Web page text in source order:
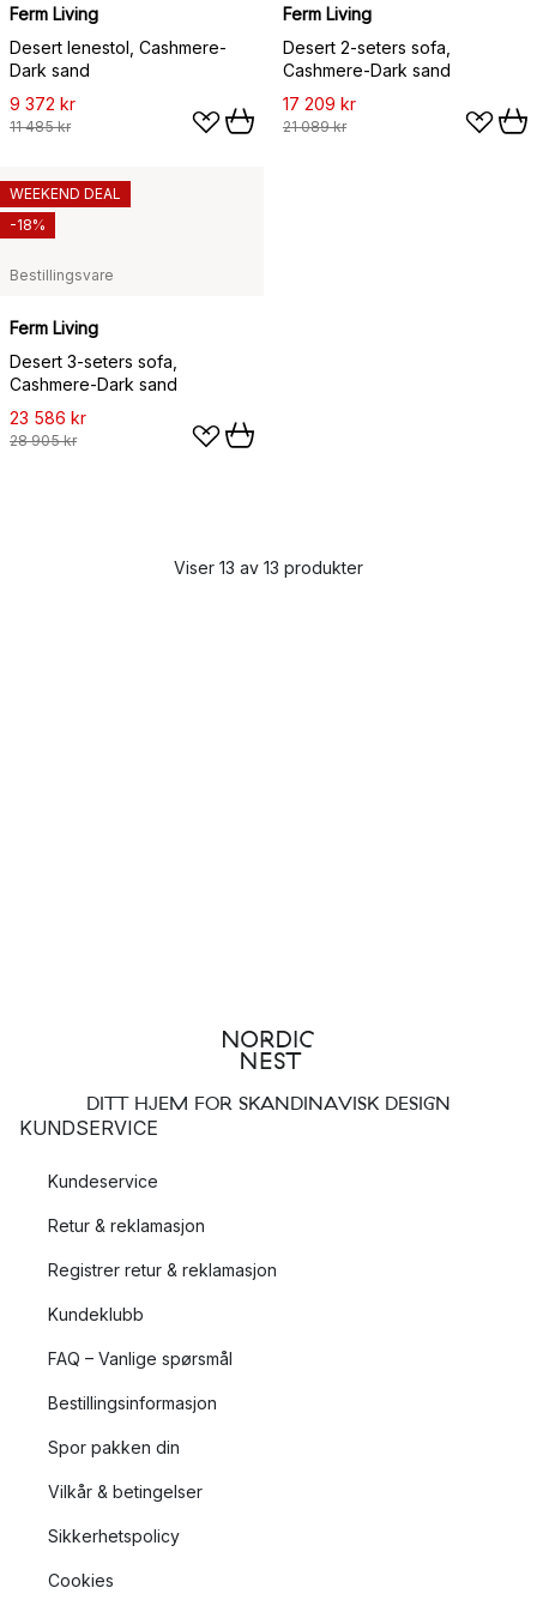
Ferm Living
Desert lenestol, Cashmere-
Dark sand
9 372 kr
11 485 kr
Ferm Living
Desert 2-seters sofa,
Cashmere-Dark sand
17 209 kr
21 089 kr
Bestillingsvare
Ferm Living
Desert 3-seters sofa,
Cashmere-Dark sand
23 586 kr
28 905 kr
WEEKEND DEAL
-18%
Viser 13 av 13 produkter
DITT HJEM FOR SKANDINAVISK DESIGN
KUNDSERVICE
Kundeservice
Retur & reklamasjon
Registrer retur & reklamasjon
Kundeklubb
FAQ – Vanlige spørsmål
Bestillingsinformasjon
Spor pakken din
Vilkår & betingelser
Sikkerhetspolicy
Cookies